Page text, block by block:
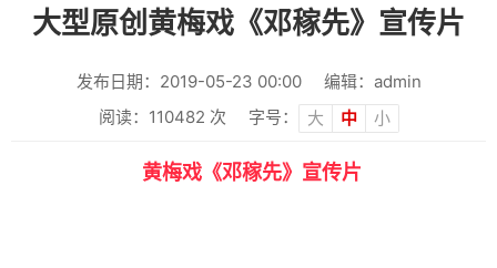
大型原创黄梅戏《邓稼先》宣传片
发布日期：2019-05-23 00:00
编辑：admin
阅读： 110482 次 字号： 大 中 小
黄梅戏《邓稼先》宣传片